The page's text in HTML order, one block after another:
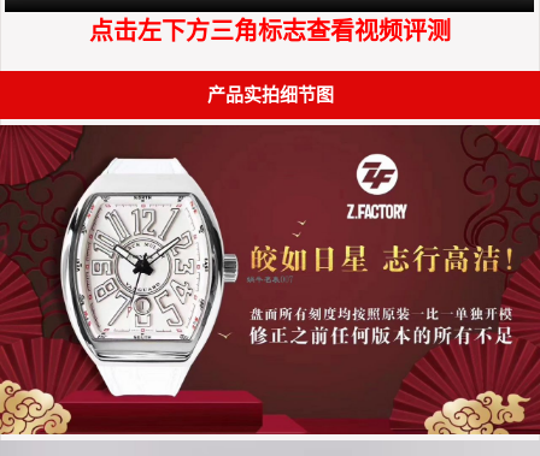
点击左下方三角标志查看视频评测
产品实拍细节图